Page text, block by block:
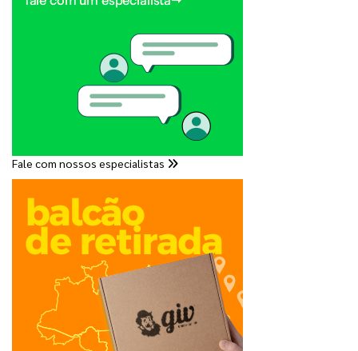
Fale com nossos especialistas